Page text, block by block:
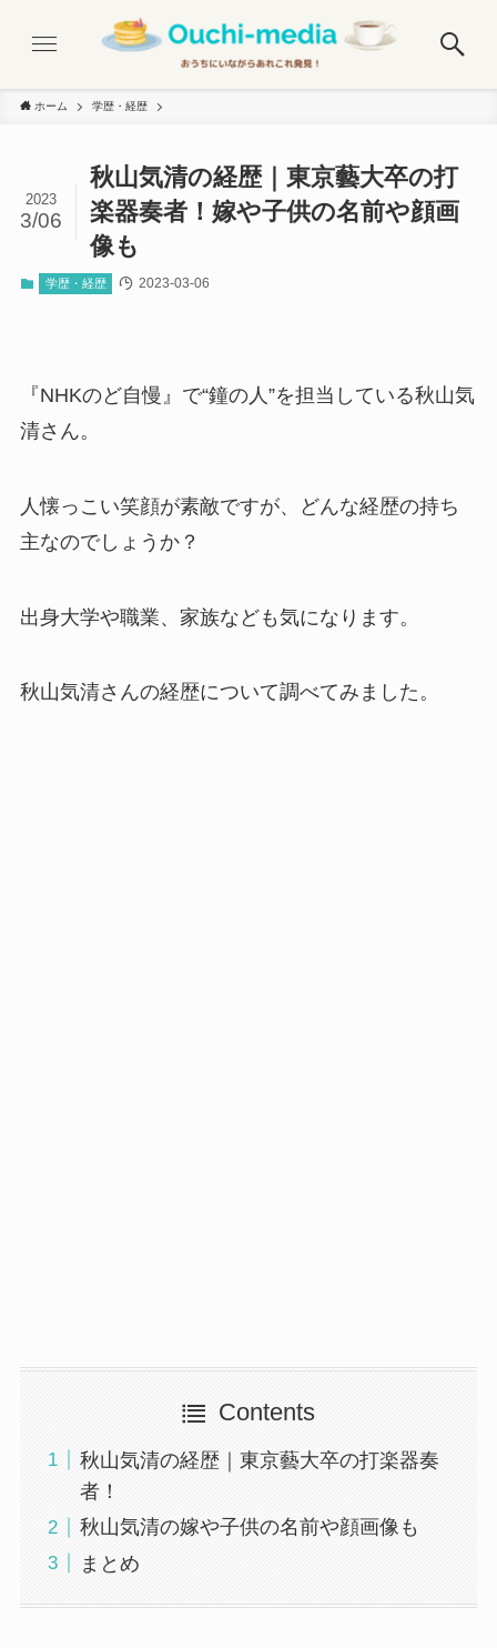
ホーム 学歴・経歴
秋山気清の経歴｜東京藝大卒の打
楽器奏者！嫁や子供の名前や顔画
像も
2023
3/06
学歴・経歴 2023-03-06
『NHKのど自慢』で“鐘の人”を担当している秋山気
清さん。
人懐っこい笑顔が素敵ですが、どんな経歴の持ち
主なのでしょうか？
出身大学や職業、家族なども気になります。
秋山気清さんの経歴について調べてみました。
Contents
秋山気清の経歴｜東京藝大卒の打楽器奏
者！
秋山気清の嫁や子供の名前や顔画像も
まとめ